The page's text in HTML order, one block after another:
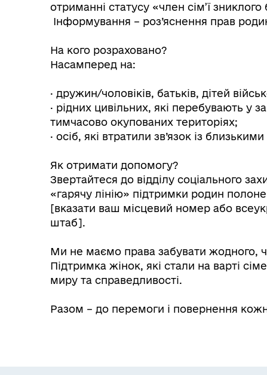
отриманні статусу «член сім’ї
Інформування – роз’яснення прав
На кого розраховано?
Насамперед на:
· дружин/чоловіків, батьків, дітей
· рідних цивільних, які перебувають у
тимчасово окупованих територіях;
· осіб, які втратили зв’язок із
Як отримати допомогу?
Звертайтеся до відділу соціального
«гарячу лінію» підтримки родин
[вказати ваш місцевий номер або
штаб].
Ми не маємо права забувати жодного,
Підтримка жінок, які стали на варті
миру та справедливості.
Разом – до перемоги і повернення